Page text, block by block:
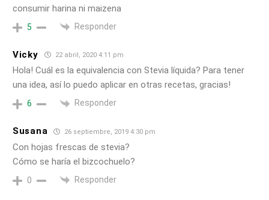
consumir harina ni maizena
5 Responder
Vicky 22 abril, 2020 4:11 pm
Hola! Cuál es la equivalencia con Stevia líquida? Para tener
una idea, así lo puedo aplicar en otras recetas, gracias!
6 Responder
Susana 26 septiembre, 2019 4:30 pm
Con hojas frescas de stevia?
Cómo se haría el bizcochuelo?
0 Responder